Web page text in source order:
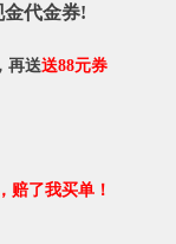
金代金券!
再送送88元券
赔了我买单！